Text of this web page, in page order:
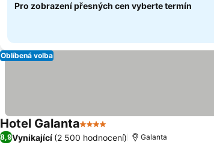
Pro zobrazení přesných cen vyberte termín
Oblíbená volba
Hotel Galanta4 Počet hvězdiček
8,9Vynikající (2 500 hodnocení) Galanta